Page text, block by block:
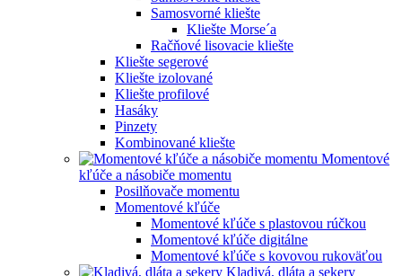
Samosvorné kliešte
Kliešte Morse´a
Račňové lisovacie kliešte
Kliešte segerové
Kliešte izolované
Kliešte profilové
Hasáky
Pinzety
Kombinované kliešte
Momentové
kľúče a násobiče momentu
Posilňovače momentu
Momentové kľúče
Momentové kľúče s plastovou rúčkou
Momentové kľúče digitálne
Momentové kľúče s kovovou rukoväťou
Kladivá, dláta a sekery